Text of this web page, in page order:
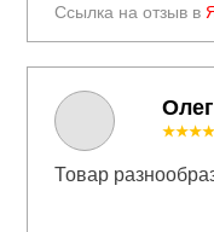
Ссылка на отзыв в
Товар